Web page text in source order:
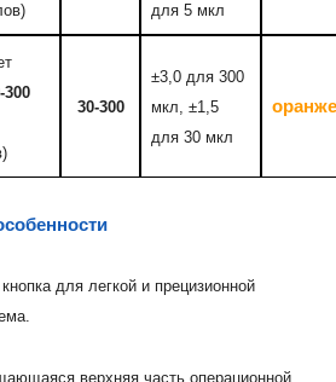
для 5 мкл
300
30-300
±3,0 для 300
мкл, ±1,5
для 30 мкл
для легкой и прецизионной
верхняя часть операционной